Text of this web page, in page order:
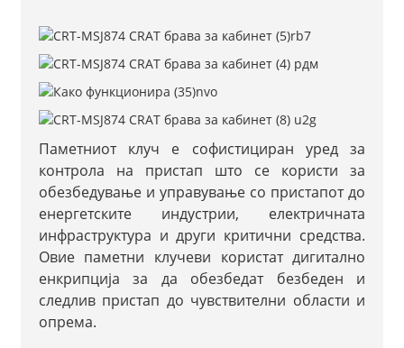
Паметниот клуч е софистициран уред за
контрола на пристап што се користи за
обезбедување и управување со пристапот до
енергетските индустрии, електричната
инфраструктура и други критични средства.
Овие паметни клучеви користат дигитално
енкрипција за да обезбедат безбеден и
следлив пристап до чувствителни области и
опрема.